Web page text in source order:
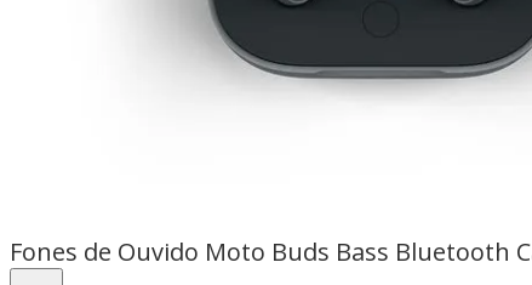
Fones de Ouvido Moto Buds Bass Bluetooth